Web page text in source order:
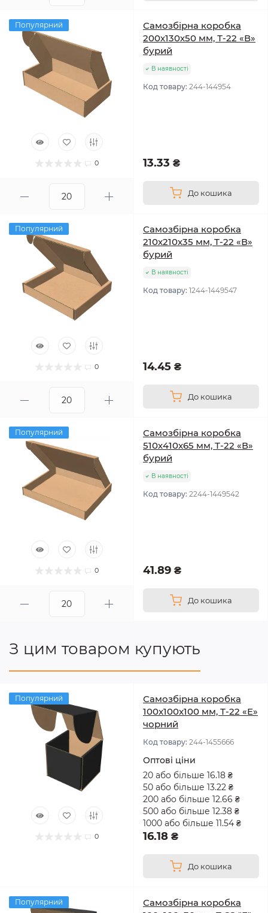
Популярний
0
Самозбірна коробка
200х130х50 мм, Т-22 «В»
бурий
В наявності
Код товару: 244-144954
13.33 ₴
До кошика
Популярний
0
Самозбірна коробка
210х210х35 мм, Т-22 «В»
бурий
В наявності
Код товару: 1244-1449547
14.45 ₴
До кошика
Популярний
0
Самозбірна коробка
510х410х65 мм, Т-22 «В»
бурий
В наявності
Код товару: 2244-1449542
41.89 ₴
До кошика
З цим товаром купують
Популярний
0
Самозбірна коробка
100x100x100 мм, Т-22 «Е»
чорний
Код товару: 244-1455666
Оптові ціни
20 або більше 16.18 ₴
50 або більше 13.22 ₴
200 або більше 12.66 ₴
500 або більше 12.38 ₴
1000 або більше 11.54 ₴
16.18 ₴
До кошика
Популярний
Самозбірна коробка